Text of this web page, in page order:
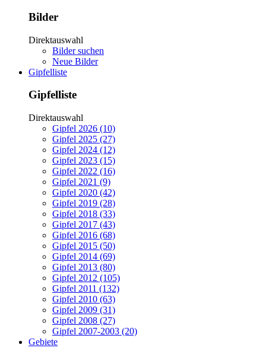
Bilder
Direktauswahl
Bilder suchen
Neue Bilder
Gipfelliste
Gipfelliste
Direktauswahl
Gipfel 2026 (10)
Gipfel 2025 (27)
Gipfel 2024 (12)
Gipfel 2023 (15)
Gipfel 2022 (16)
Gipfel 2021 (9)
Gipfel 2020 (42)
Gipfel 2019 (28)
Gipfel 2018 (33)
Gipfel 2017 (43)
Gipfel 2016 (68)
Gipfel 2015 (50)
Gipfel 2014 (69)
Gipfel 2013 (80)
Gipfel 2012 (105)
Gipfel 2011 (132)
Gipfel 2010 (63)
Gipfel 2009 (31)
Gipfel 2008 (27)
Gipfel 2007-2003 (20)
Gebiete